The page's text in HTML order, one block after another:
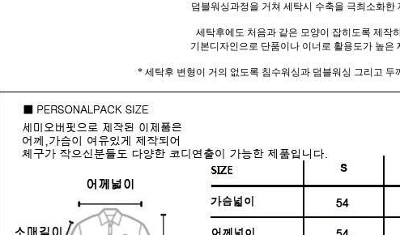
덤블워싱과정을 거쳐 세탁시 수축을 극최소화한
세탁후에도 처음과 같은 모양이 잡히도록 제작
기본디자인으로 단품이나 이너로 활용도가 높은
* 세탁후 변형이 거의 없도록 침수워싱과 덤블워싱 그리고